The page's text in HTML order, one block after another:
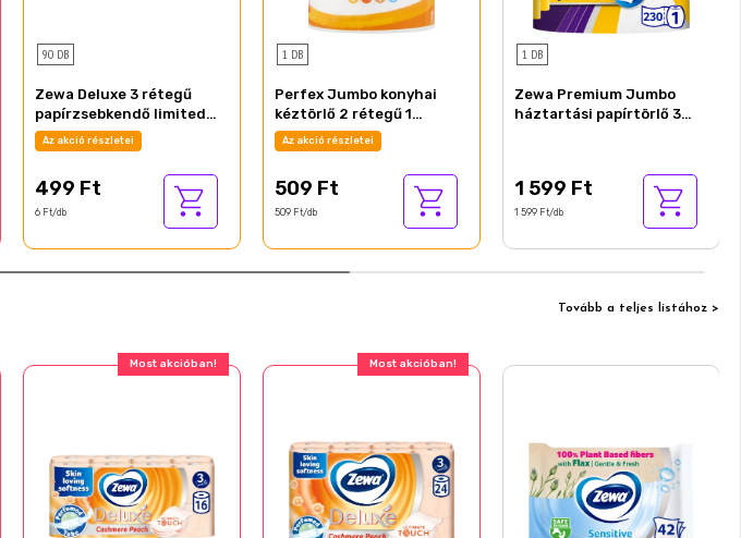
90 DB
Zewa Deluxe 3 rétegű
papírzsebkendő limited
edition 90 db
Az akció részletei
499 Ft
6 Ft/db
1 DB
Perfex Jumbo konyhai
kéztörlő 2 rétegű 1
tekercs
Az akció részletei
509 Ft
509 Ft/db
1 DB
Zewa Premium Jumbo
háztartási papírtörlő 3
1 599 Ft
1 599 Ft/db
Tovább a teljes listához >
Most akcióban! Most akcióban!